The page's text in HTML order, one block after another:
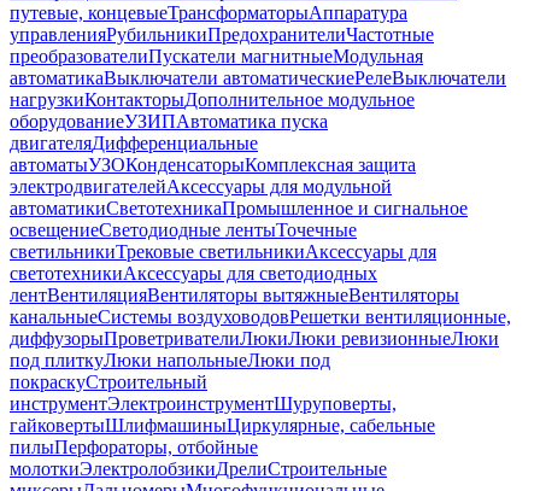
путевые, концевыеТрансформаторыАппаратура
управленияРубильникиПредохранителиЧастотные
преобразователиПускатели магнитныеМодульная
автоматикаВыключатели автоматическиеРелеВыключатели
нагрузкиКонтакторыДополнительное модульное
оборудованиеУЗИПАвтоматика пуска
двигателяДифференциальные
автоматыУЗОКонденсаторыКомплексная защита
электродвигателейАксессуары для модульной
автоматикиСветотехникаПромышленное и сигнальное
освещениеСветодиодные лентыТочечные
светильникиТрековые светильникиАксессуары для
светотехникиАксессуары для светодиодных
лентВентиляцияВентиляторы вытяжныеВентиляторы
канальныеСистемы воздуховодовРешетки вентиляционные,
диффузорыПроветривателиЛюкиЛюки ревизионныеЛюки
под плиткуЛюки напольныеЛюки под
покраскуСтроительный
инструментЭлектроинструментШуруповерты,
гайковертыШлифмашиныЦиркулярные, сабельные
пилыПерфораторы, отбойные
молоткиЭлектролобзикиДрелиСтроительные